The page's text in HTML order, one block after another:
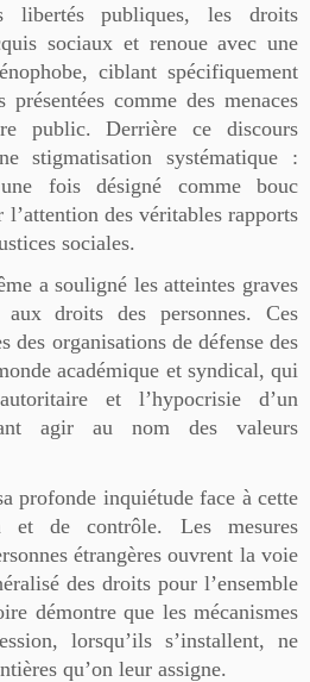
libertés publiques, les droits
sociaux et renoue avec une
ciblant spécifiquement
présentées comme des menaces
public. Derrière ce discours
stigmatisation systématique :
fois désigné comme bouc
l’attention des véritables rapports
sociales.
a souligné les atteintes graves
droits des personnes. Ces
des organisations de défense des
académique et syndical, qui
et l’hypocrisie d’un
agir au nom des valeurs
profonde inquiétude face à cette
et de contrôle. Les mesures
étrangères ouvrent la voie
des droits pour l’ensemble
démontre que les mécanismes
lorsqu’ils s’installent, ne
qu’on leur assigne.